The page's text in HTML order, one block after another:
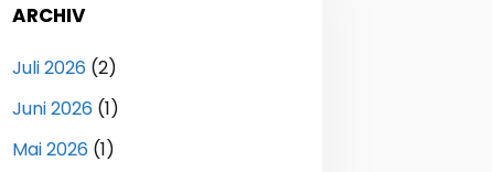
ARCHIV
Juli 2026 (2)
Juni 2026 (1)
Mai 2026 (1)